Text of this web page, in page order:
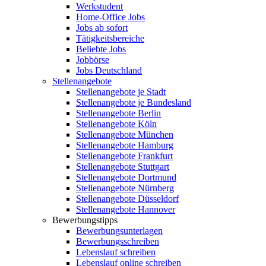
Werkstudent
Home-Office Jobs
Jobs ab sofort
Tätigkeitsbereiche
Beliebte Jobs
Jobbörse
Jobs Deutschland
Stellenangebote
Stellenangebote je Stadt
Stellenangebote je Bundesland
Stellenangebote Berlin
Stellenangebote Köln
Stellenangebote München
Stellenangebote Hamburg
Stellenangebote Frankfurt
Stellenangebote Stuttgart
Stellenangebote Dortmund
Stellenangebote Nürnberg
Stellenangebote Düsseldorf
Stellenangebote Hannover
Bewerbungstipps
Bewerbungsunterlagen
Bewerbungsschreiben
Lebenslauf schreiben
Lebenslauf online schreiben